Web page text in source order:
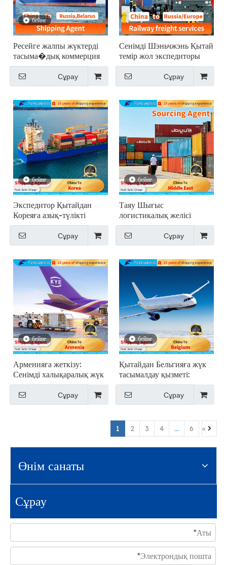
Сенімді Шэньчжэнь Қытай
темір жол экспедиторы
Ресей Еуропаға пойыз
жөнелтуі
Сұрау
бейне
Ресейге жалпы жүктерді
тасыма�дық коммерция
сатушыларына және
сенімді, түпкілікті
логистикалық қызметтерді
корпорацияларға
бағытталған.
Сұрау
бейне
Таяу Шығыс
логистикалық желісі
салықты есепке алады
Сұрау
бейне
Экспедитор Қытайдан
Кореяға азық-түлікті
тасымалдау үшін жеткізу
Сұрау
бейне
Қытайдан Бельгияға жүк
тасымалдау қызметі:
Жеткізу агентінің қызметі
Сұрау
бейне
Арменияға жеткізу:
Сенімді халықаралық жүк
тасымалдау қызметтері
Сұрау
1 2 3 4 ... 6 »
Өнім санаты
Сұрау